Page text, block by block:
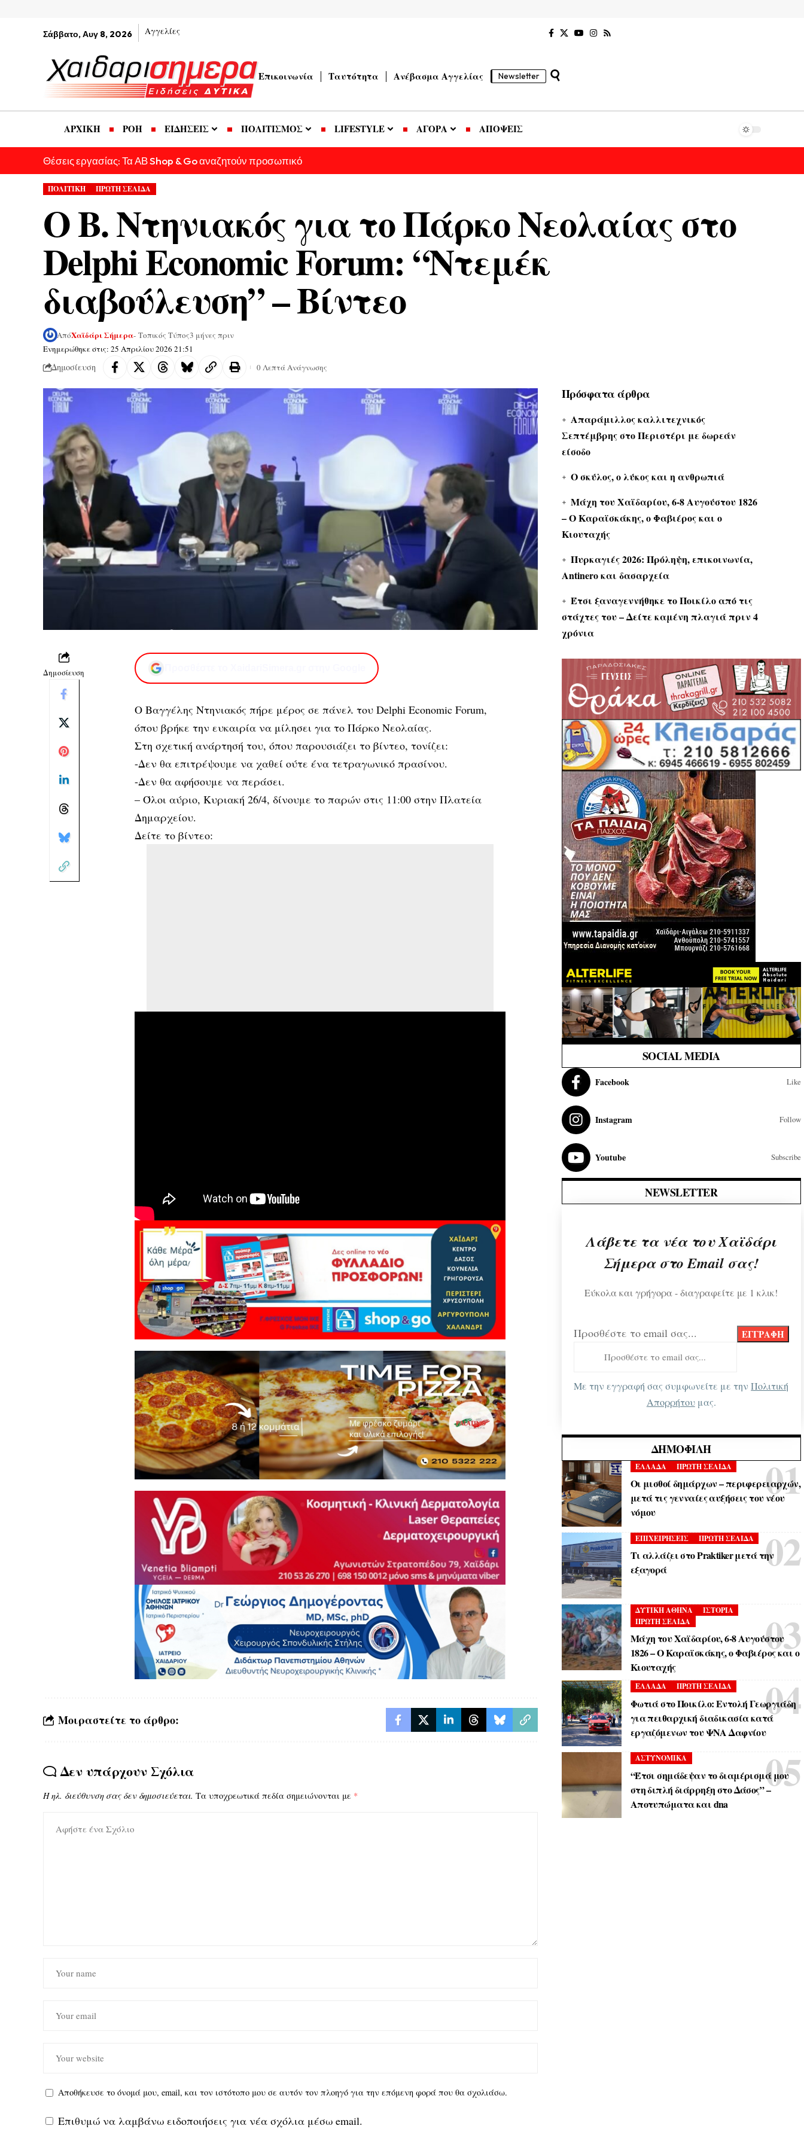
Σάββατο, Αυγ 8, 2026 Αγγελίες
Επικοινωνία Ταυτότητα Ανέβασμα Αγγελίας Newsletter
ΑΡΧΙΚΗ ΡΟΗ ΕΙΔΗΣΕΙΣ ΠΟΛΙΤΙΣΜΟΣ LIFESTYLE ΑΓΟΡΑ ΑΠΟΨΕΙΣ
Θέσεις εργασίας: Τα ΑΒ Shop & Go αναζητούν προσωπικό
ΠΟΛΙΤΙΚΗ ΠΡΩΤΗ ΣΕΛΙΔΑ
Ο Β. Ντηνιακός για το Πάρκο Νεολαίας στο
Delphi Economic Forum: “Ντεμέκ
διαβούλευση” – Βίντεο
Ενημερώθηκε στις: 25 Απριλίου 2026 21:51
ΑπόΧαϊδάρι Σήμερα- Τοπικός Τύπος3 μήνες πριν
Δημοσίευση 0 Λεπτά Ανάγνωσης
Δημοσίευση
Ο Βαγγέλης Ντηνιακός πήρε μέρος σε πάνελ του Delphi Economic Forum,
όπου βρήκε την ευκαιρία να μίλησει για το Πάρκο Νεολαίας.
Στη σχετική ανάρτησή του, όπου παρουσιάζει το βίντεο, τονίζει:
-Δεν θα επιτρέψουμε να χαθεί ούτε ένα τετραγωνικό πρασίνου.
-Δεν θα αφήσουμε να περάσει.
– Όλοι αύριο, Κυριακή 26/4, δίνουμε το παρών στις 11:00 στην Πλατεία
Δημαρχείου.
Δείτε το βίντεο:
Μοιραστείτε το άρθρο:
Δεν υπάρχουν Σχόλια
Η ηλ. διεύθυνση σας δεν δημοσιεύεται. Τα υποχρεωτικά πεδία σημειώνονται με *
Αποθήκευσε το όνομά μου, email, και τον ιστότοπο μου σε αυτόν τον πλοηγό για την επόμενη φορά που θα σχολιάσω.
Επιθυμώ να λαμβάνω ειδοποιήσεις για νέα σχόλια μέσω email.
Πρόσφατα άρθρα
Απαράμιλλος καλλιτεχνικός
Σεπτέμβρης στο Περιστέρι με δωρεάν
είσοδο
Ο σκύλος, ο λύκος και η ανθρωπιά
Μάχη του Χαϊδαρίου, 6-8 Αυγούστου 1826
– Ο Καραϊσκάκης, ο Φαβιέρος και ο
Κιουταχής
Πυρκαγιές 2026: Πρόληψη, επικοινωνία,
Antinero και δασαρχεία
Έτσι ξαναγεννήθηκε το Ποικίλο από τις
στάχτες του – Δείτε καμένη πλαγιά πριν 4
χρόνια
SOCIAL MEDIA
Facebook Like
Instagram Follow
Youtube Subscribe
NEWSLETTER
Λάβετε τα νέα του Χαϊδάρι
Σήμερα στο Email σας!
Εύκολα και γρήγορα - διαγραφείτε με 1 κλικ!
Προσθέστε το email σας...
Με την εγγραφή σας συμφωνείτε με τηνΠολιτική
Απορρήτουμας.
ΔΗΜΟΦΙΛΉ
ΕΛΛΑΔΑ ΠΡΩΤΗ ΣΕΛΙΔΑ
Οι μισθοί δημάρχων – περιφερειαρχών,
μετά τις γενναίες αυξήσεις του νέου
νόμου
ΕΠΙΧΕΙΡΗΣΕΙΣ ΠΡΩΤΗ ΣΕΛΙΔΑ
Τι αλλάζει στο Praktiker μετά την
εξαγορά
ΔΥΤΙΚΗ ΑΘΗΝΑ
ΙΣΤΟΡΙΑ
ΠΡΩΤΗ ΣΕΛΙΔΑ
Μάχη του Χαϊδαρίου, 6-8 Αυγούστου
1826 – Ο Καραϊσκάκης, ο Φαβιέρος και ο
Κιουταχής
ΕΛΛΑΔΑ ΠΡΩΤΗ ΣΕΛΙΔΑ
Φωτιά στο Ποικίλο: Εντολή Γεωργιάδη
για πειθαρχική διαδικασία κατά
εργαζόμενων του ΨΝΑ Δαφνίου
ΑΣΤΥΝΟΜΙΚΑ
“Έτσι σημάδεψαν το διαμέρισμά μου
στη διπλή διάρρηξη στο Δάσος” –
Αποτυπώματα και dna